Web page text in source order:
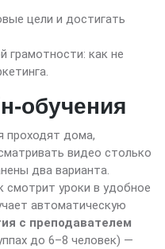
цели и достигать
грамотности: как не
обучения
проходят дома,
видео столько
два варианта.
смотрит уроки в удобное
автоматическую
с преподавателем
до 6–8 человек) —